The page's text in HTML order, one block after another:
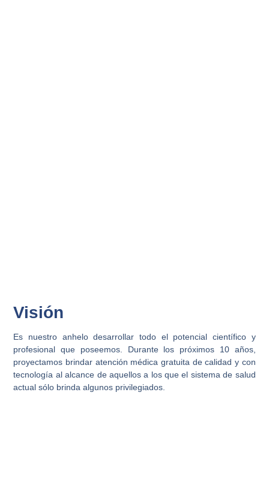
Visión
Es nuestro anhelo desarrollar todo el potencial científico y
profesional que poseemos. Durante los próximos 10 años,
proyectamos brindar atención médica gratuita de calidad y con
tecnología al alcance de aquellos a los que el sistema de salud
actual sólo brinda algunos privilegiados.